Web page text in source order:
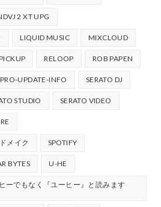
2 XT UPG
LIQUID MUSIC MIXCLOUD
RELOOP ROB PAPEN
UPDATE-INFO SERATO DJ
STUDIO SERATO VIDEO
メイク SPOTIFY
BYTES U-HE
ーでもなく『ユーヒー』と読みます